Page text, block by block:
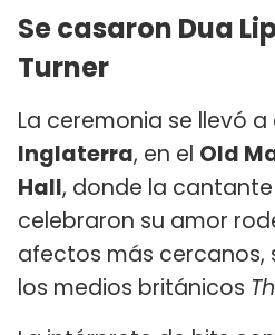
Se casaron Dua
Turner
La ceremonia se llevó
Inglaterra, en el Old
Hall, donde la
celebraron su amor
afectos más cercanos,
los medios británicos